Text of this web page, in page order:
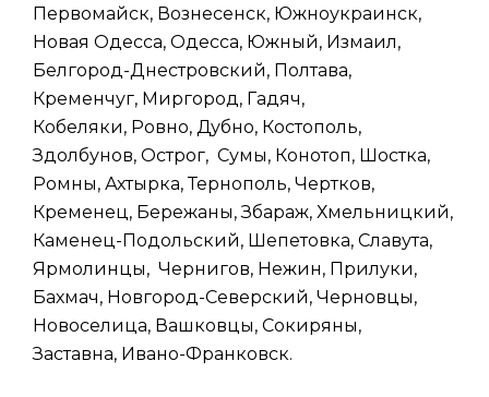
Первомайск, Вознесенск, Южноукраинск,
Новая Одесса, Одесса, Южный, Измаил,
Белгород-Днестровский, Полтава,
Кременчуг, Миргород, Гадяч,
Кобеляки, Ровно, Дубно, Костополь,
Здолбунов, Острог, Сумы, Конотоп, Шостка,
Ромны, Ахтырка, Тернополь, Чертков,
Кременец, Бережаны, Збараж, Хмельницкий,
Каменец-Подольский, Шепетовка, Славута,
Ярмолинцы, Чернигов, Нежин, Прилуки,
Бахмач, Новгород-Северский, Черновцы,
Новоселица, Вашковцы, Сокиряны,
Заставна, Ивано-Франковск.